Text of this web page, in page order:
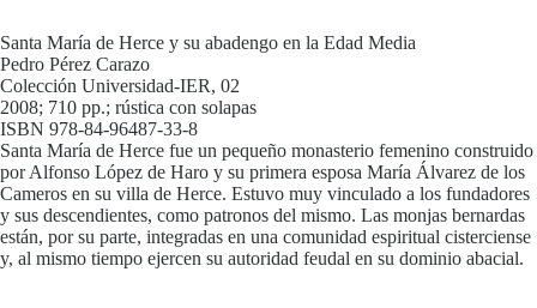
Santa María de Herce y su abadengo en la Edad Media
Pedro Pérez Carazo
Colección Universidad-IER, 02
2008; 710 pp.; rústica con solapas
ISBN 978-84-96487-33-8
Santa María de Herce fue un pequeño monasterio femenino construido
por Alfonso López de Haro y su primera esposa María Álvarez de los
Cameros en su villa de Herce. Estuvo muy vinculado a los fundadores
y sus descendientes, como patronos del mismo. Las monjas bernardas
están, por su parte, integradas en una comunidad espiritual cisterciense
y, al mismo tiempo ejercen su autoridad feudal en su dominio abacial.